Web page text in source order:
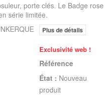
porte clés. Le Badge rose
série limitée.
Plus de détails
Exclusivité web !
Référence
État : Nouveau
produit